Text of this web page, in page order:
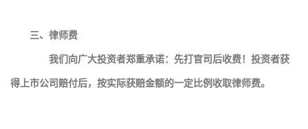
三、律师费
我们向广大投资者郑重承诺：先打官司后收费！投资者获
得上市公司赔付后，按实际获赔金额的一定比例收取律师费。